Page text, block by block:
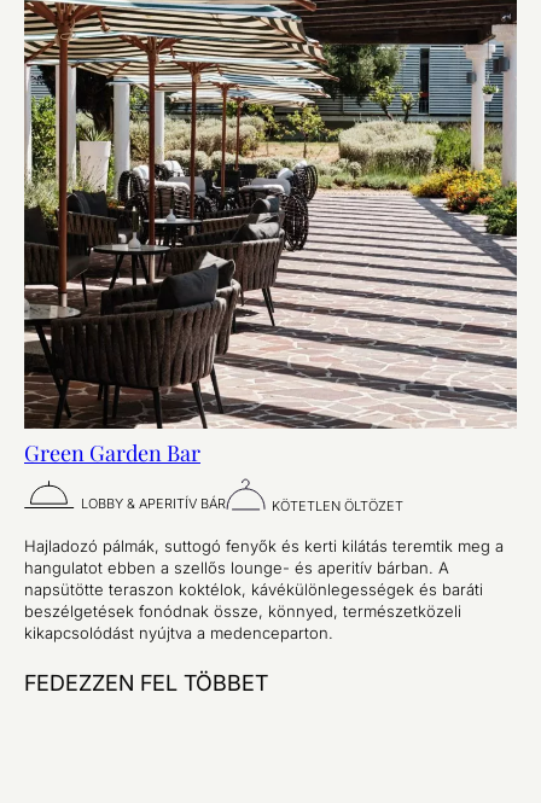
Green Garden Bar
LOBBY & APERITÍV BÁR KÖTETLEN ÖLTÖZET
Hajladozó pálmák, suttogó fenyők és kerti kilátás teremtik meg a
hangulatot ebben a szellős lounge- és aperitív bárban. A
napsütötte teraszon koktélok, kávékülönlegességek és baráti
beszélgetések fonódnak össze, könnyed, természetközeli
kikapcsolódást nyújtva a medenceparton.
FEDEZZEN FEL TÖBBET